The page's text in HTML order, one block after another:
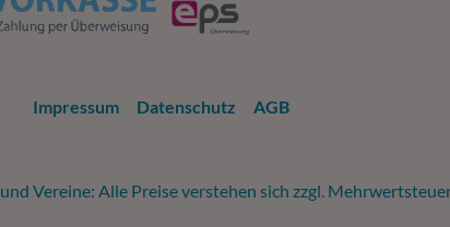
Impressum Datenschutz AGB
Vereine: Alle Preise verstehen sich zzgl.